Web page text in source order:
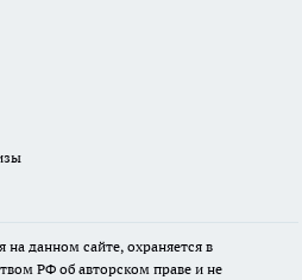
данном сайте, охраняется в
РФ об авторском праве и не